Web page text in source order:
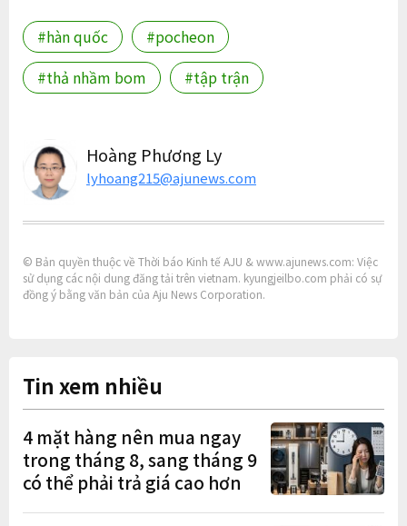
#hàn quốc
#pocheon
#thả nhầm bom
#tập trận
Hoàng Phương Ly
lyhoang215@ajunews.com
© Bản quyền thuộc về Thời báo Kinh tế AJU & www.ajunews.com: Việc
sử dụng các nội dung đăng tải trên vietnam. kyungjeilbo.com phải có sự
đồng ý bằng văn bản của Aju News Corporation.
Tin xem nhiều
4 mặt hàng nên mua ngay
trong tháng 8, sang tháng 9
có thể phải trả giá cao hơn